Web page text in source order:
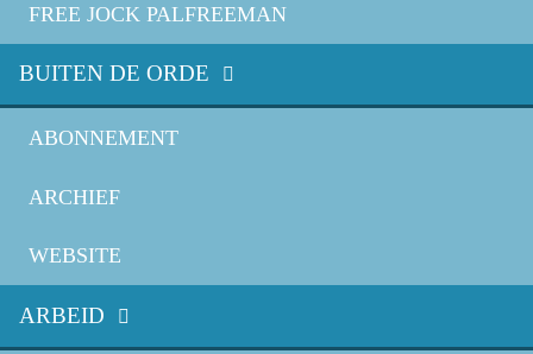
FREE JOCK PALFREEMAN
BUITEN DE ORDE
ABONNEMENT
ARCHIEF
WEBSITE
ARBEID